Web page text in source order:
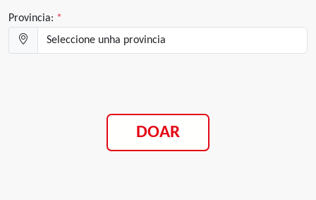
Provincia: *
DOAR